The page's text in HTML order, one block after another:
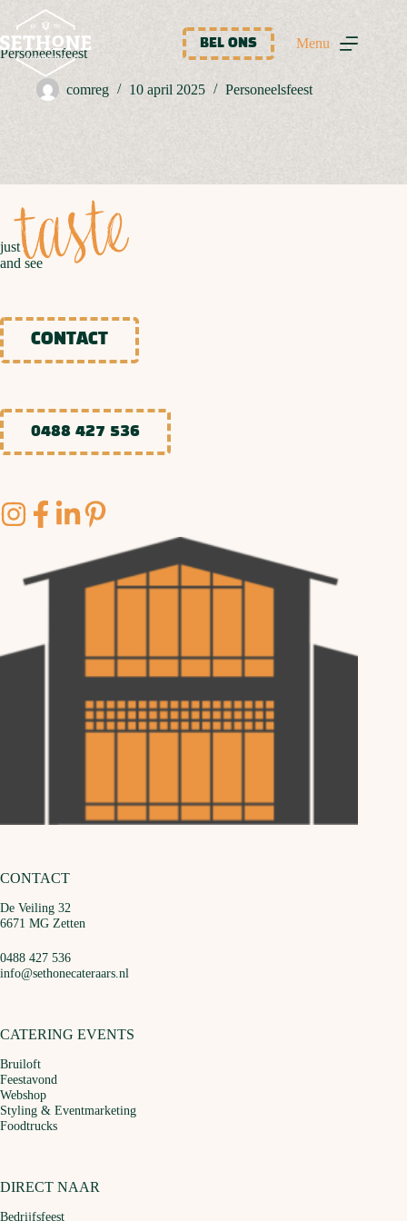
naar
de
inhoud
BEL ONS Menu
Personeelsfeest
comreg 10 april 2025 Personeelsfeest
justtaste
and see
CONTACT
0488 427 536
CONTACT
De Veiling 32
6671 MG Zetten
0488 427 536
info@sethonecateraars.nl
CATERING EVENTS
Bruiloft
Feestavond
Webshop
Styling & Eventmarketing
Foodtrucks
DIRECT NAAR
Bedrijfsfeest